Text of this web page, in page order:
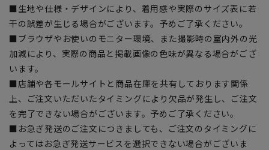
■生地や仕様・デザインにより、着用感や実際のサイズ表に若
干の誤差が生じる場合がございます。予めご了承ください。
■ブラウザやお使いのモニター環境、また撮影時の室内外の光
加減により、実際の商品と掲載画像の色味が異なる場合がござ
います。
■店舗や各モールサイトと商品在庫を共有しております関係
上、ご注文いただいたタイミングにより欠品が発生し、ご注文
を完了できない場合がございます。予めご了承ください。
■お急ぎ発送のご注文につきましても、ご注文のタイミングに
よってはお急ぎ発送サービスを選択できない場合がございま